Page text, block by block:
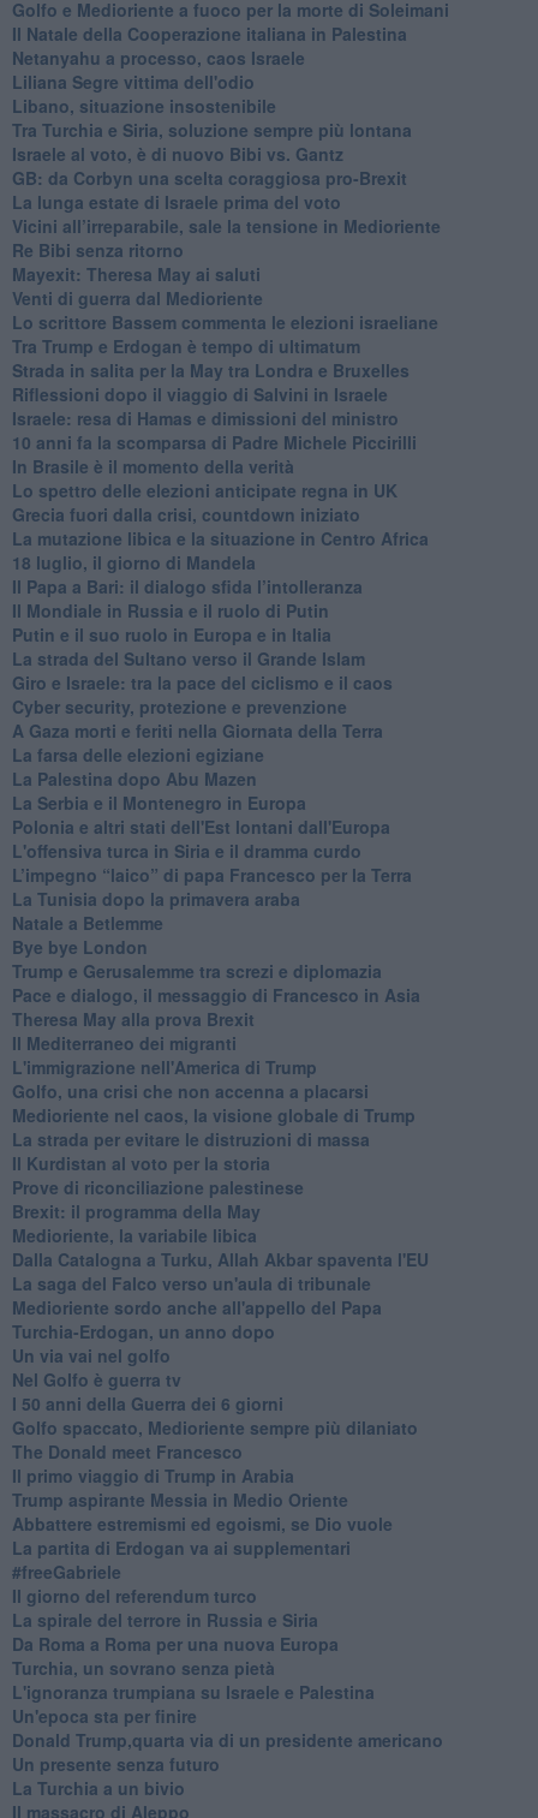
Golfo e Medioriente a fuoco per la morte di Soleimani
Il Natale della Cooperazione italiana in Palestina
Netanyahu a processo, caos Israele
Liliana Segre vittima dell'odio
Libano, situazione insostenibile
Tra Turchia e Siria, soluzione sempre più lontana
Israele al voto, è di nuovo Bibi vs. Gantz
GB: da Corbyn una scelta coraggiosa pro-Brexit
La lunga estate di Israele prima del voto
Vicini all’irreparabile, sale la tensione in Medioriente
Re Bibi senza ritorno
Mayexit: Theresa May ai saluti
Venti di guerra dal Medioriente
Lo scrittore Bassem commenta le elezioni israeliane
Tra Trump e Erdogan è tempo di ultimatum
Strada in salita per la May tra Londra e Bruxelles
Riflessioni dopo il viaggio di Salvini in Israele
Israele: resa di Hamas e dimissioni del ministro
10 anni fa la scomparsa di Padre Michele Piccirilli
In Brasile è il momento della verità
Lo spettro delle elezioni anticipate regna in UK
Grecia fuori dalla crisi, countdown iniziato
La mutazione libica e la situazione in Centro Africa
18 luglio, il giorno di Mandela
Il Papa a Bari: il dialogo sfida l’intolleranza
Il Mondiale in Russia e il ruolo di Putin
Putin e il suo ruolo in Europa e in Italia
La strada del Sultano verso il Grande Islam
Giro e Israele: tra la pace del ciclismo e il caos
Cyber security, protezione e prevenzione
A Gaza morti e feriti nella Giornata della Terra
La farsa delle elezioni egiziane
La Palestina dopo Abu Mazen
La Serbia e il Montenegro in Europa
Polonia e altri stati dell'Est lontani dall'Europa
L'offensiva turca in Siria e il dramma curdo
L’impegno “laico” di papa Francesco per la Terra
La Tunisia dopo la primavera araba
Natale a Betlemme
Bye bye London
Trump e Gerusalemme tra screzi e diplomazia
Pace e dialogo, il messaggio di Francesco in Asia
Theresa May alla prova Brexit
Il Mediterraneo dei migranti
L'immigrazione nell'America di Trump
Golfo, una crisi che non accenna a placarsi
Medioriente nel caos, la visione globale di Trump
La strada per evitare le distruzioni di massa
Il Kurdistan al voto per la storia
Prove di riconciliazione palestinese
Brexit: il programma della May
Medioriente, la variabile libica
Dalla Catalogna a Turku, Allah Akbar spaventa l'EU
La saga del Falco verso un'aula di tribunale
Medioriente sordo anche all'appello del Papa
Turchia-Erdogan, un anno dopo
Un via vai nel golfo
Nel Golfo è guerra tv
I 50 anni della Guerra dei 6 giorni
Golfo spaccato, Medioriente sempre più dilaniato
The Donald meet Francesco
Il primo viaggio di Trump in Arabia
Trump aspirante Messia in Medio Oriente
Abbattere estremismi ed egoismi, se Dio vuole
La partita di Erdogan va ai supplementari
#freeGabriele
Il giorno del referendum turco
La spirale del terrore in Russia e Siria
Da Roma a Roma per una nuova Europa
Turchia, un sovrano senza pietà
L'ignoranza trumpiana su Israele e Palestina
Un'epoca sta per finire
Donald Trump,quarta via di un presidente americano
Un presente senza futuro
La Turchia a un bivio
Il massacro di Aleppo